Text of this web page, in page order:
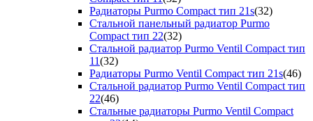
Радиаторы Purmo Compact тип 21s(32)
Стальной панельный радиатор Purmo
Compact тип 22(32)
Стальной радиатор Purmo Ventil Compact тип
11(32)
Радиаторы Purmo Ventil Compact тип 21s(46)
Стальной радиатор Purmo Ventil Compact тип
22(46)
Стальные радиаторы Purmo Ventil Compact